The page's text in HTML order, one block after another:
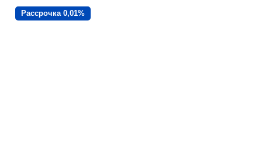
Рассрочка 0,01%